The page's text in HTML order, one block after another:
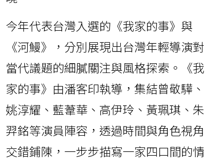
今年代表台灣入選的《我家的事》與
《河鰻》，分別展現出台灣年輕導演對
當代議題的細膩關注與風格探索。《我
家的事》由潘客印執導，集結曾敬驊、
姚淳耀、藍葦華、高伊玲、黃珮琪、朱
羿銘等演員陣容，透過時間與角色視角
交錯鋪陳，一步步描寫一家四口間的情